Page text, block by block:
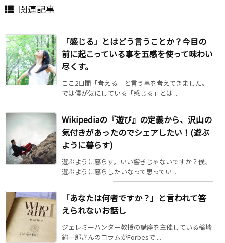
関連記事
「感じる」とはどう言うことか？今目の
前に起こっている事を五感を使って味わい
尽くす。
ここ2日間「考える」と言う事を考えてきました。
では僕が気にしている「感じる」とは ...
Wikipediaの『遊び』の定義から、沢山の
気付きがあったのでシェアしたい！(遊ぶ
ように暮らす)
遊ぶように暮らす。いい響きじゃないですか？僕、
遊ぶように暮らしたいなって思ってい ...
「あなたは何者ですか？」と言われて答
えられないお話し
ジェレミーハンター教授の講座を主催している稲墻
総一郎さんのコラムがForbesで ...